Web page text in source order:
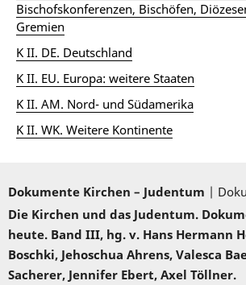
Bischofskonferenzen, Bischöfen,
Gremien
K II. DE. Deutschland
K II. EU. Europa: weitere Staaten
K II. AM. Nord- und Südamerika
K II. WK. Weitere Kontinente
Dokumente Kirchen – Judentum |
Die Kirchen und das Judentum.
heute. Band III, hg. v. Hans Hermann
Boschki, Jehoschua Ahrens, Valesca
Sacherer, Jennifer Ebert, Axel Töllner.